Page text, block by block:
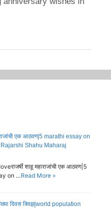
एक आठवण|5 marathi essay on
Shahu Maharaj
शाहू महाराजांची एक आठवण|5
on …Read More »
दिवस क्विझ|world population